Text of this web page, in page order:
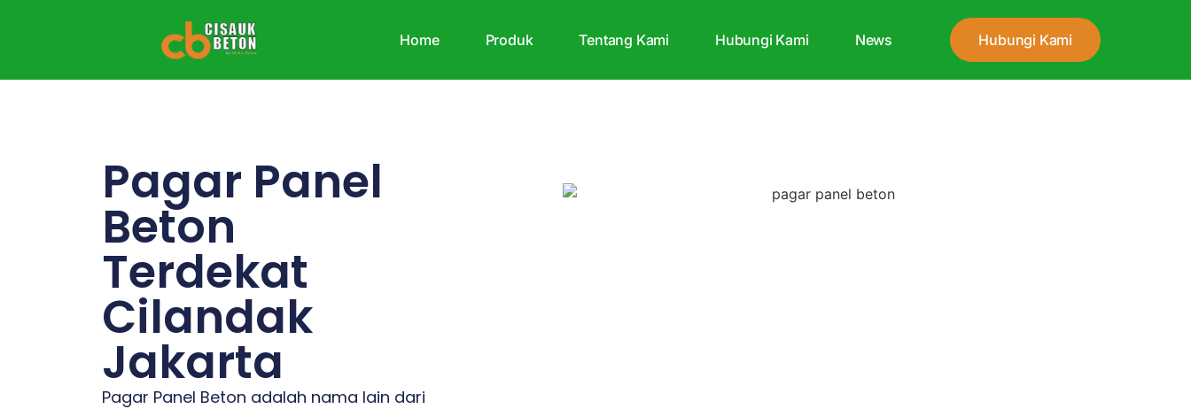
Home Produk Tentang Kami Hubungi Kami News Hubungi Kami
Pagar Panel
Beton
Terdekat
Cilandak
Jakarta
Pagar Panel Beton adalah nama lain dari